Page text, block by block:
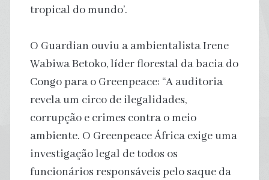
tropical do mundo’.
O Guardian ouviu a ambientalista Irene
Wabiwa Betoko, líder florestal da bacia do
Congo para o Greenpeace: “A auditoria
revela um circo de ilegalidades,
corrupção e crimes contra o meio
ambiente. O Greenpeace África exige uma
investigação legal de todos os
funcionários responsáveis ​​pelo saque da